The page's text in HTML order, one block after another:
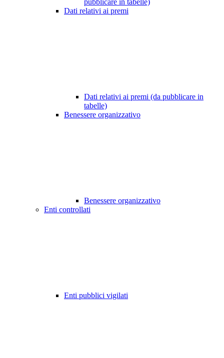
pubblicare in tabelle)
Dati relativi ai premi
Dati relativi ai premi (da pubblicare in
tabelle)
Benessere organizzativo
Benessere organizzativo
Enti controllati
Enti pubblici vigilati